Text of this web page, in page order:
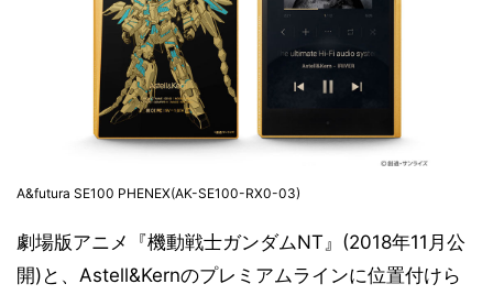
A&futura SE100 PHENEX(AK-SE100-RX0-03)
劇場版アニメ『機動戦士ガンダムNT』(2018年11月公
開)と、Astell&Kernのプレミアムラインに位置付けら